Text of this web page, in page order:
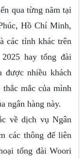
qua từng năm tại
Hồ Chí Minh,
các tỉnh khác trên
hay tổng đài
nhiều khách
mắc của mình
ngân hàng này.
về dịch vụ Ngân
các thông để liên
tổng đài Woori